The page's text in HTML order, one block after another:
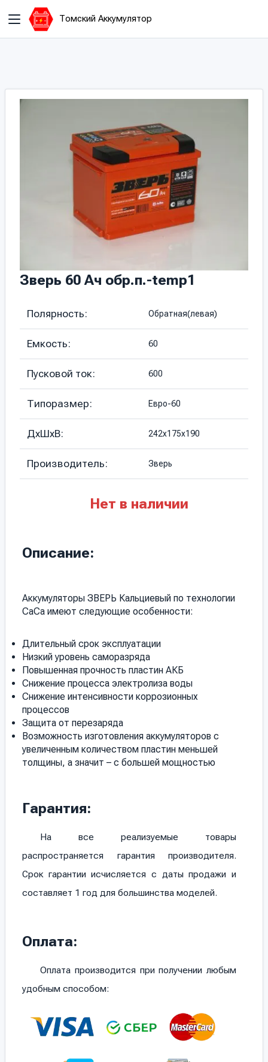
Томский Аккумулятор
Зверь 60 Ач обр.п.-temp1
Полярность: Обратная(левая)
Емкость: 60
Пусковой ток: 600
Типоразмер: Евро-60
ДхШхВ: 242х175х190
Производитель: Зверь
Нет в наличии
Описание:
Аккумуляторы ЗВЕРЬ Кальциевый по технологии
СаСа имеют следующие особенности:
Длительный срок эксплуатации
Низкий уровень саморазряда
Повышенная прочность пластин АКБ
Снижение процесса электролиза воды
Снижение интенсивности коррозионных
процессов
Защита от перезаряда
Возможность изготовления аккумуляторов с
увеличенным количеством пластин меньшей
толщины, а значит – с большей мощностью
Гарантия:
На все реализуемые товары
распространяется гарантия производителя.
Срок гарантии исчисляется с даты продажи и
составляет 1 год для большинства моделей.
Оплата:
Оплата производится при получении любым
удобным способом: